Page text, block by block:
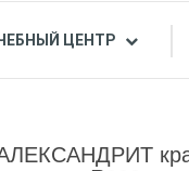
ЦЕНТР